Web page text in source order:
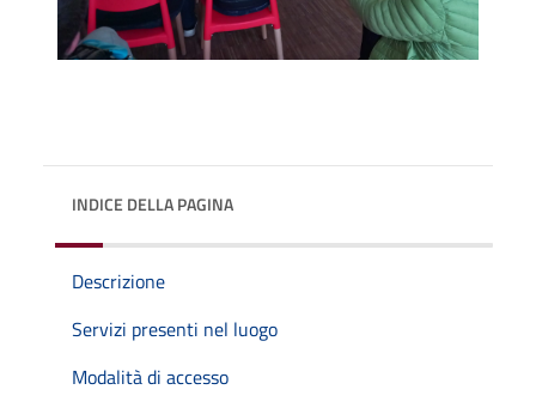
INDICE DELLA PAGINA
Descrizione
Servizi presenti nel luogo
Modalità di accesso